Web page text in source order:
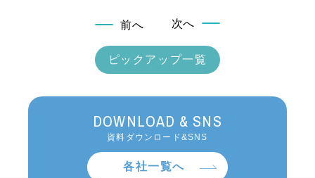
前へ
ピックアップ一覧
次へ
DOWNLOAD & SNS
資料ダウンロード&SNS
各社一覧へ